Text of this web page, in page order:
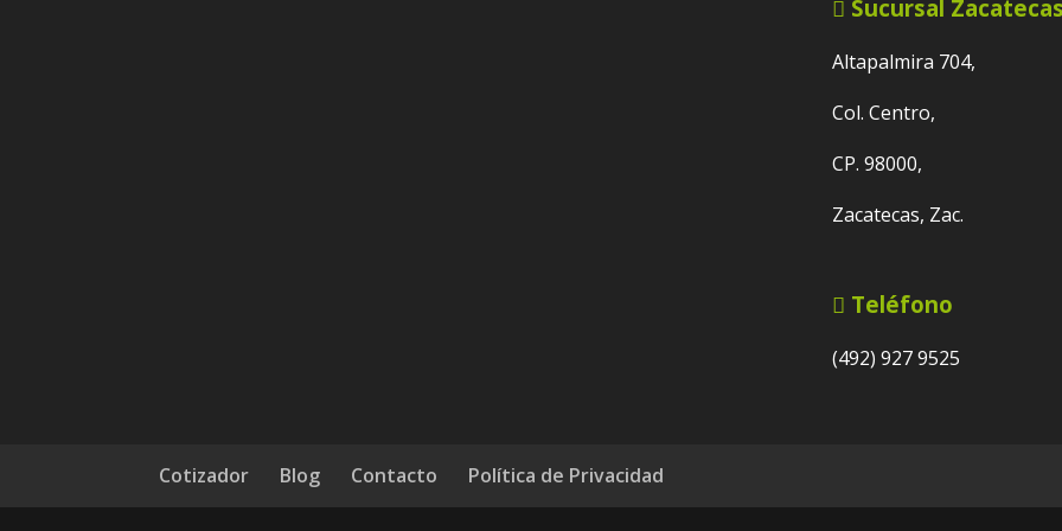
Sucursal
Altapalmira 704,
Col. Centro,
CP. 98000,
Zacatecas, Zac.
Teléfono
(492) 927 9525
Cotizador Blog Contacto Política de Privacidad